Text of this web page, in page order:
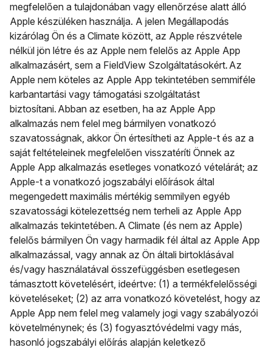
megfelelően a tulajdonában vagy ellenőrzése alatt álló
Apple készüléken használja. A jelen Megállapodás
kizárólag Ön és a Climate között, az Apple részvétele
nélkül jön létre és az Apple nem felelős az Apple App
alkalmazásért, sem a FieldView Szolgáltatásokért. Az
Apple nem köteles az Apple App tekintetében semmiféle
karbantartási vagy támogatási szolgáltatást
biztosítani. Abban az esetben, ha az Apple App
alkalmazás nem felel meg bármilyen vonatkozó
szavatosságnak, akkor Ön értesítheti az Apple-t és az a
saját feltételeinek megfelelően visszatéríti Önnek az
Apple App alkalmazás esetleges vonatkozó vételárát; az
Apple-t a vonatkozó jogszabályi előírások által
megengedett maximális mértékig semmilyen egyéb
szavatossági kötelezettség nem terheli az Apple App
alkalmazás tekintetében. A Climate (és nem az Apple)
felelős bármilyen Ön vagy harmadik fél által az Apple App
alkalmazással, vagy annak az Ön általi birtoklásával
és/vagy használatával összefüggésben esetlegesen
támasztott követelésért, ideértve: (1) a termékfelelősségi
követeléseket; (2) az arra vonatkozó követelést, hogy az
Apple App nem felel meg valamely jogi vagy szabályozói
követelménynek; és (3) fogyasztóvédelmi vagy más,
hasonló jogszabályi előírás alapján keletkező